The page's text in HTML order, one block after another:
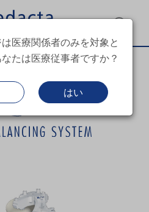
医療関係者のみを対象と
たは医療従事者ですか？
はい